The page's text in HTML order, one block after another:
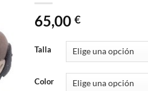
65,00 €
Talla
Color